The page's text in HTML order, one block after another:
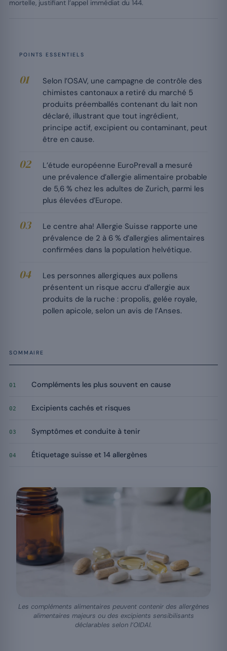
mortelle, justifiant l’appel immédiat du 144.
POINTS ESSENTIELS
Selon l’OSAV, une campagne de contrôle des
chimistes cantonaux a retiré du marché 5
produits préemballés contenant du lait non
déclaré, illustrant que tout ingrédient,
principe actif, excipient ou contaminant, peut
être en cause.
L’étude européenne EuroPrevall a mesuré
une prévalence d’allergie alimentaire probable
de 5,6 % chez les adultes de Zurich, parmi les
plus élevées d’Europe.
Le centre aha! Allergie Suisse rapporte une
prévalence de 2 à 6 % d’allergies alimentaires
confirmées dans la population helvétique.
Les personnes allergiques aux pollens
présentent un risque accru d’allergie aux
produits de la ruche : propolis, gelée royale,
pollen apicole, selon un avis de l’Anses.
SOMMAIRE
01 Compléments les plus souvent en cause
02 Excipients cachés et risques
03 Symptômes et conduite à tenir
04 Étiquetage suisse et 14 allergènes
Les compléments alimentaires peuvent contenir des allergènes
alimentaires majeurs ou des excipients sensibilisants
déclarables selon l’OIDAl.